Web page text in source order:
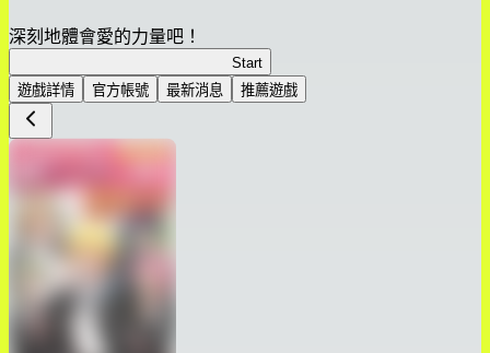
深刻地體會愛的力量吧！
Start
遊戲詳情
官方帳號 最新消息 推薦遊戲